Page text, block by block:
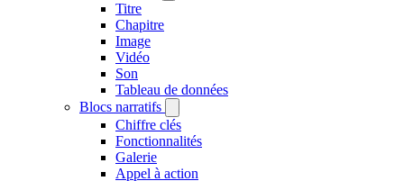
Titre
Chapitre
Image
Vidéo
Son
Tableau de données
Blocs narratifs
Chiffre clés
Fonctionnalités
Galerie
Appel à action